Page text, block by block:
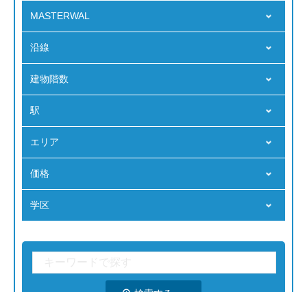
MASTERWAL
沿線
建物階数
駅
エリア
価格
学区